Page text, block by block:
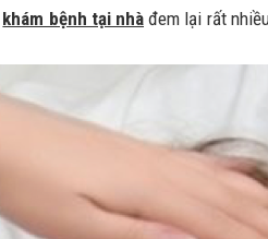
khám bệnh tại nhà đem lại rất